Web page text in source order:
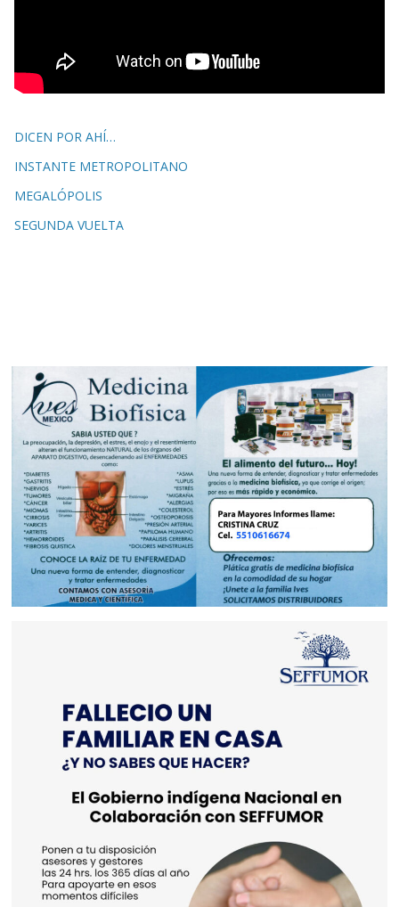
DICEN POR AHÍ…
INSTANTE METROPOLITANO
MEGALÓPOLIS
SEGUNDA VUELTA